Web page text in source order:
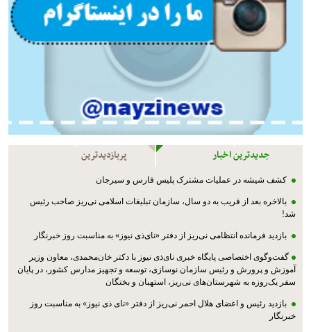
جدیدترین اخبار پربازدیدترین
کشف شیشه در عملیات مشترک پليس فارس و سیرجان
بالاخره بعد از قریب به دو سال، سازمان تبلیغات اسلامی نی‌ریز صاحب رئیس
شد!
بازدید فرمانده انتظامی نی‌ریز از دفتر «نای‌ذی نیوز» به مناسبت روز خبرنگار
گفت‌وگوی اختصاصی پایگاه خبری نای‌ذی نیوز با دکتر خان‌محمدی، معاون وزیر
آموزش و پرورش و رئیس سازمان نوسازی، توسعه و تجهیز مدارس کشور، در پایان
سفر یک‌روزه به شهرستان‌های نی‌ریز، استهبان و بختگان
بازدید رئیس و اعضای هلال احمر نی‌ریز از دفتر «نای ذی نیوز» به مناسبت روز
خبرنگار